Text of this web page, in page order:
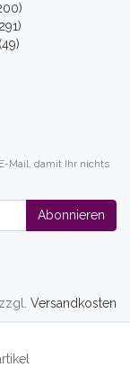
Mail, damit Ihr nichts
Abonnieren
Versandkosten